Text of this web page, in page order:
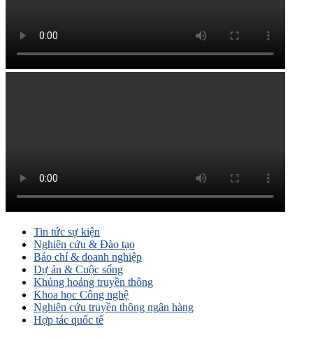
Tin tức sự kiện
Nghiên cứu & Đào tạo
Báo chí & doanh nghiệp
Dự án & Cuộc sống
Khủng hoảng truyền thông
Khoa học Công nghệ
Nghiên cứu truyền thông ngân hàng
Hợp tác quốc tế